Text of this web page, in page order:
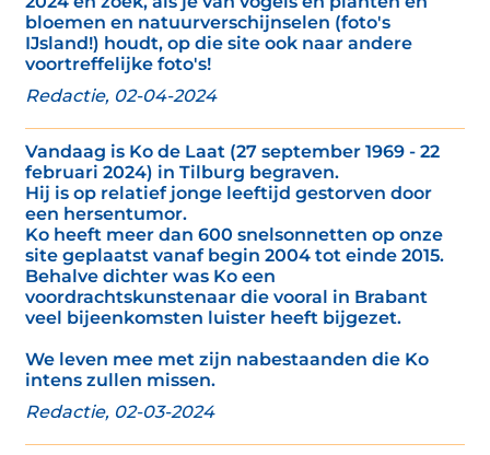
bloemen en natuurverschijnselen (foto's
IJsland!) houdt, op die site ook naar andere
voortreffelijke foto's!
Redactie, 02-04-2024
Vandaag is Ko de Laat (27 september 1969 - 22
februari 2024) in Tilburg begraven.
Hij is op relatief jonge leeftijd gestorven door
een hersentumor.
Ko heeft meer dan 600 snelsonnetten op onze
site geplaatst vanaf begin 2004 tot einde 2015.
Behalve dichter was Ko een
voordrachtskunstenaar die vooral in Brabant
veel bijeenkomsten luister heeft bijgezet.
We leven mee met zijn nabestaanden die Ko
intens zullen missen.
Redactie, 02-03-2024